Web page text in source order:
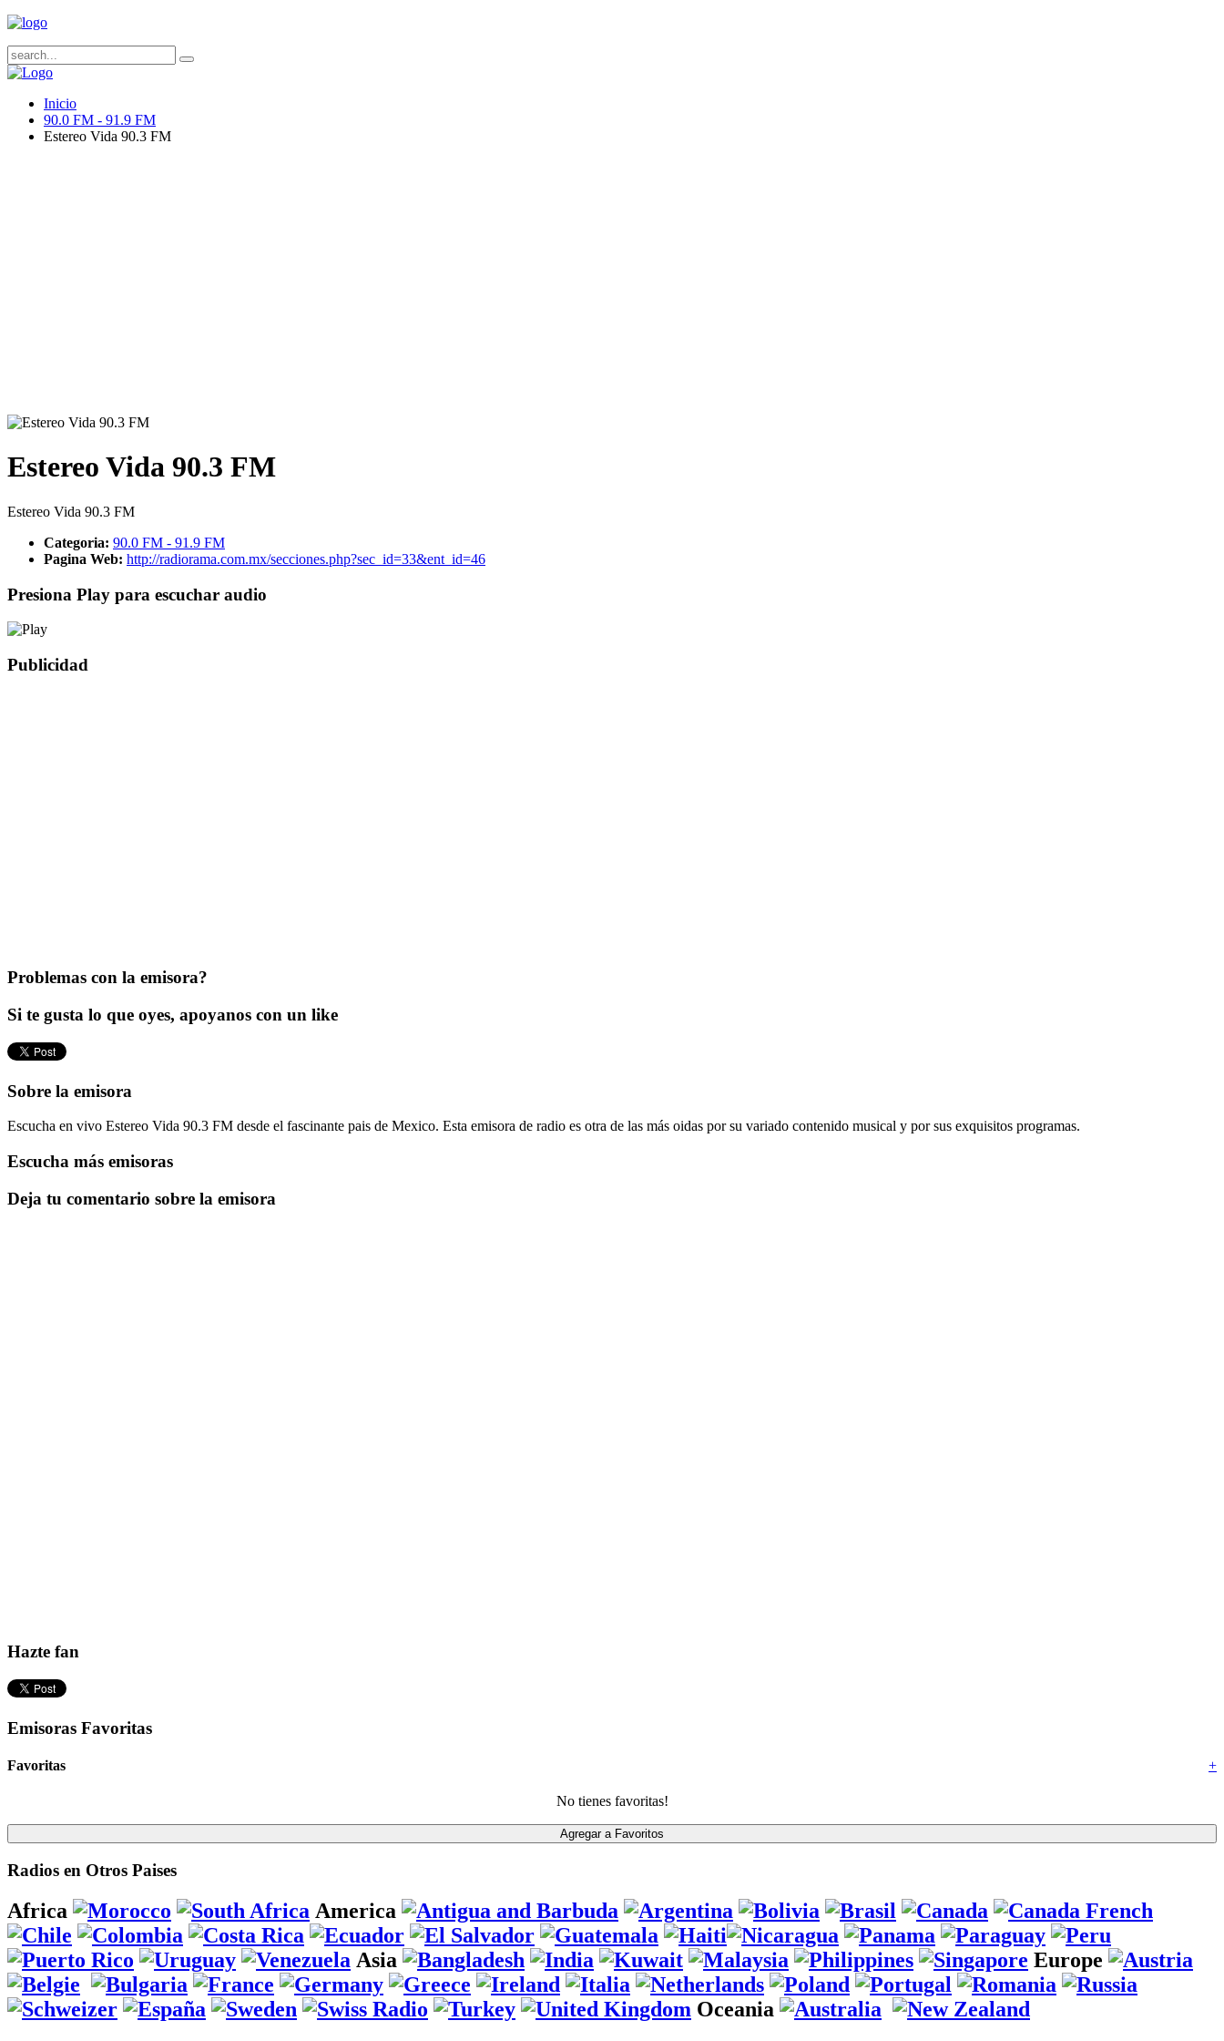
Inicio
90.0 FM - 91.9 FM
Estereo Vida 90.3 FM
Estereo Vida 90.3 FM
Estereo Vida 90.3 FM
Categoria: 90.0 FM - 91.9 FM
Pagina Web: http://radiorama.com.mx/secciones.php?sec_id=33&ent_id=46
Presiona Play para escuchar audio
Publicidad
Problemas con la emisora?
Si te gusta lo que oyes, apoyanos con un like
Sobre la emisora
Escucha en vivo Estereo Vida 90.3 FM desde el fascinante pais de Mexico. Esta emisora de radio es otra de las más oidas por su variado contenido musical y por sus exquisitos programas.
Escucha más emisoras
Deja tu comentario sobre la emisora
Hazte fan
Emisoras Favoritas
+
Favoritas
No tienes favoritas!
Radios en Otros Paises
Africa America
Asia Europe
Oceania